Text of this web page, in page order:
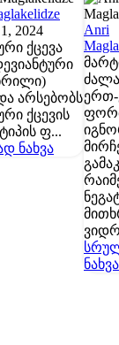
2024
ქცევა
არსებობს
ქცევის
ფ...
ნახვა
Anri
ნახვა